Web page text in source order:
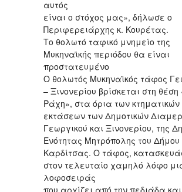
αυτός
είναι ο στόχος μας», δήλωσε ο
Περιφερειάρχης κ. Κουρέτας.
Το θολωτό ταφικό μνημείο της
Μυκηναϊκής περιόδου θα είναι
προστατευμένο
Ο θολωτός Μυκηναϊκός τάφος
– Ξινονερίου βρίσκεται στη
Ράχη», στα όρια των κτηματικών
εκτάσεων των Δημοτικών
Γεωργικού και Ξινονερίου, της
Ενότητας Μητρόπολης του Δήμου
Καρδίτσας. Ο τάφος,
στον τελευταίο χαμηλό λόφο
λοφοσειράς